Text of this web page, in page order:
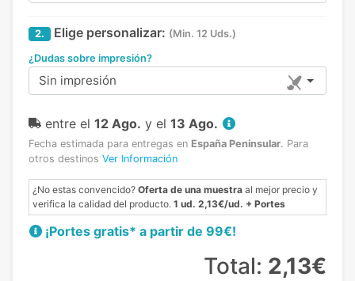
2. Elige personalizar: (Min. 12 Uds.)
¿Dudas sobre impresión?
Sin impresión
entre el 12 Ago. y el 13 Ago.
Fecha estimada para entregas en España Peninsular. Para
otros destinos Ver Información
¿No estas convencido? Oferta de una muestra al mejor precio y
verifica la calidad del producto. 1 ud. 2,13€/ud. + Portes
¡Portes gratis* a partir de 99€!
Total: 2,13€